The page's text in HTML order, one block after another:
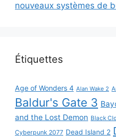
nouveaux systèmes de
Étiquettes
Age of Wonders 4 Alan Wake 2
Baldur's Gate 3
and the Lost Demon Black
Cyberpunk 2077 Dead Island 2